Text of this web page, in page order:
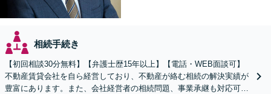
相続手続き
【初回相談30分無料】【弁護士歴15年以上】【電話・WEB面談可】
不動産賃貸会社を自ら経営しており、不動産が絡む相続の解決実績が
豊富にあります。また、会社経営者の相続問題、事業承継も対応可能